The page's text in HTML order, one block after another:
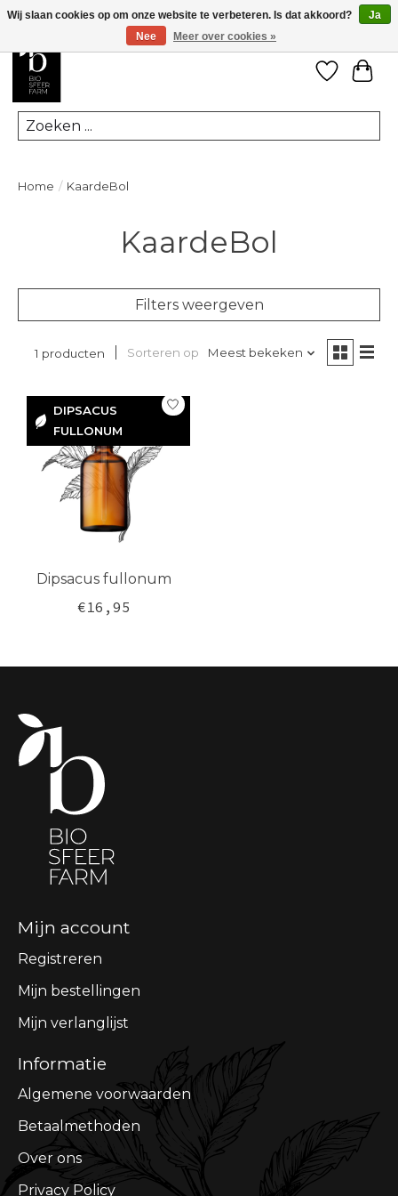
Zoeken
Home / KaardeBol
KaardeBol
Filters weergeven
1 producten Sorteren op Meest bekeken
DIPSACUS
FULLONUM
DIPSACUS
FULLONUM
Dipsacus fullonum
€16,95
Mijn account
Registreren
Mijn bestellingen
Mijn verlanglijst
Informatie
Algemene voorwaarden
Betaalmethoden
Over ons
Privacy Policy
Wij slaan cookies op om onze website te verbeteren. Is dat akkoord?
Ja
Nee
Meer over cookies »